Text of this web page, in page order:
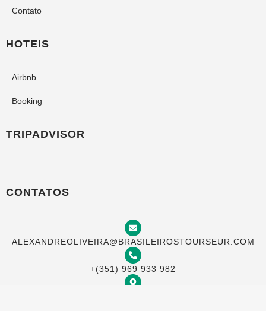
Contato
HOTEIS
Airbnb
Booking
TRIPADVISOR
CONTATOS
ALEXANDREOLIVEIRA@BRASILEIROSTOURSEUR.COM
+(351) 969 933 982